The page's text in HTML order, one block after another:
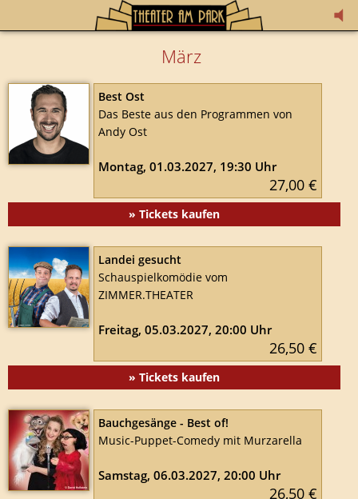
März
Best Ost
Das Beste aus den Programmen von
Andy Ost
Montag, 01.03.2027, 19:30 Uhr
27,00 €
» Tickets kaufen
Landei gesucht
Schauspielkomödie vom
ZIMMER.THEATER
Freitag, 05.03.2027, 20:00 Uhr
26,50 €
» Tickets kaufen
Bauchgesänge - Best of!
Music-Puppet-Comedy mit Murzarella
Samstag, 06.03.2027, 20:00 Uhr
26,50 €